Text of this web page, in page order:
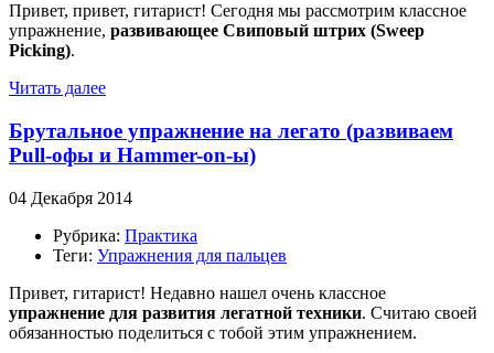
Привет, привет, гитарист! Сегодня мы рассмотрим классное
упражнение, развивающее Свиповый штрих (Sweep
Picking).
Читать далее
Брутальное упражнение на легато (развиваем
Pull-офы и Hammer-on-ы)
04 Декабря 2014
Рубрика: Практика
Теги: Упражнения для пальцев
Привет, гитарист! Недавно нашел очень классное
упражнение для развития легатной техники. Считаю своей
обязанностью поделиться с тобой этим упражнением.